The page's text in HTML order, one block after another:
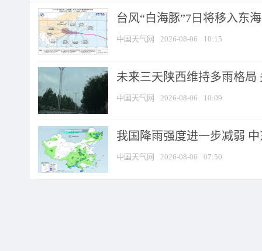
台风“白海豚”7日将移入东
中国天气网 2026-08-06 10:15
未来三天陕西维持多雨格局
中国天气网 2026-08-06 10:09
我国降雨强度进一步减弱
中国天气网 2026-08-06 07:50